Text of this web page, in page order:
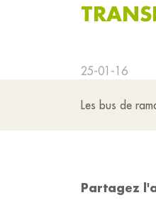
25-01-16
Les bus de
Partagez